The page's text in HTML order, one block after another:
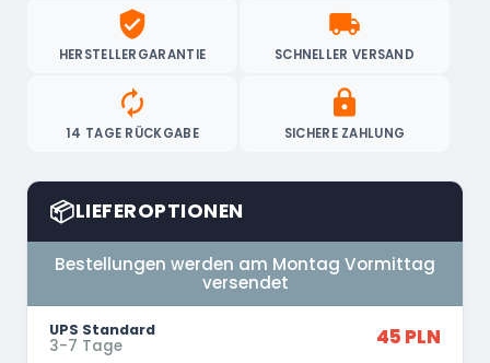
verified_user
HERSTELLERGARANTIE
local_shipping
SCHNELLER VERSAND
autorenew
14 TAGE RÜCKGABE
lock
SICHERE ZAHLUNG
📦LIEFEROPTIONEN
Bestellungen werden am Montag Vormittag
versendet
UPS Standard
3-7 Tage 45 PLN